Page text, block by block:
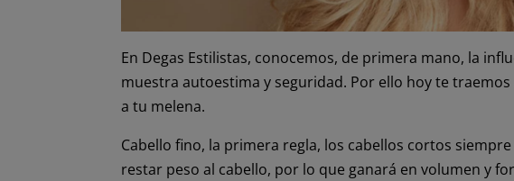
En Degas Estilistas, conocemos, de primera mano, la
muestra autoestima y seguridad. Por ello hoy te
a tu melena.
Cabello fino, la primera regla, los cabellos cortos
restar peso al cabello, por lo que ganará en volumen y